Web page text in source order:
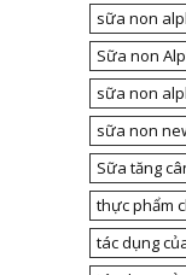
sữa non
Sữa non
sữa non
sữa non
Sữa tăng
thực phẩm
tác dụng